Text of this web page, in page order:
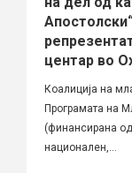
центар во
Коалиција на
Програмата на
(финансирана
национален,...